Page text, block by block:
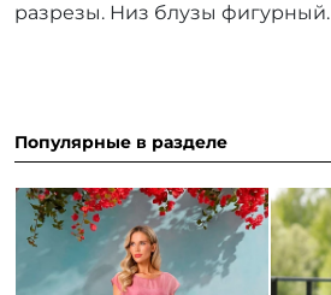
разрезы. Низ блузы фигурный.
Популярные в разделе